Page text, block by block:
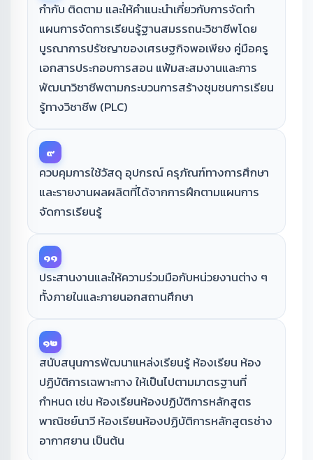
กำกับ ติดตาม และให้คำแนะนำเกี่ยวกับการจัดทำ
แผนการจัดการเรียนรู้ฐานสมรรถนะวิชาชีพโดย
บูรณาการปรัชญาของเศรษฐกิจพอเพียง คู่มือครู
เอกสารประกอบการสอน แฟ้มสะสมงานและการ
พัฒนาวิชาชีพตามกระบวนการสร้างชุมชนการเรียน
รู้ทางวิชาชีพ (PLC)
๙
ควบคุมการใช้วัสดุ อุปกรณ์ ครุภัณฑ์ทางการศึกษา
และรายงานผลผลิตที่ได้จากการฝึกตามแผนการ
จัดการเรียนรู้
๑๑
ประสานงานและให้ความร่วมมือกับหน่วยงานต่าง ๆ
ทั้งภายในและภายนอกสถานศึกษา
๑๒
สนับสนุนการพัฒนาแหล่งเรียนรู้ ห้องเรียน ห้อง
ปฏิบัติการเฉพาะทาง ให้เป็นไปตามมาตรฐานที่
กำหนด เช่น ห้องเรียนห้องปฏิบัติการหลักสูตร
พาณิชย์นาวี ห้องเรียนห้องปฏิบัติการหลักสูตรช่าง
อากาศยาน เป็นต้น